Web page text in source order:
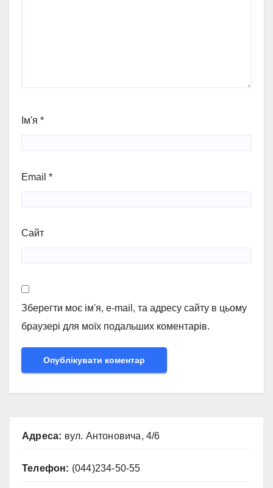
Ім'я *
Email *
Сайт
Зберегти моє ім'я, e-mail, та адресу сайту в цьому
браузері для моїх подальших коментарів.
Адреса: вул. Антоновича, 4/6
Телефон: (044)234-50-55